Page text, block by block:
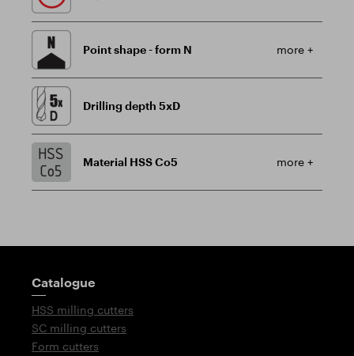
Point shape - form N more +
Drilling depth 5xD
Material HSS Co5 more +
Guidepost
Catalogue
HSS milling cutters
SC milling cutters
Form cutters